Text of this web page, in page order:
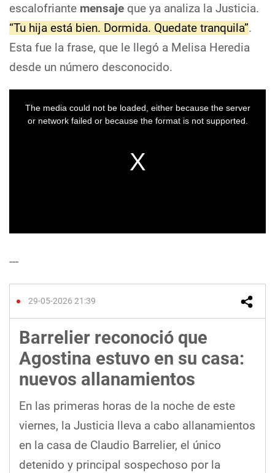
escalofriante mensaje que ya analiza la Justicia.
“Tu hija está bien. Dormida. Quedate tranquila”.
Esta fue la frase, que le llegó a Melisa Heredia
desde un número desconocido.
---
29-05-2026 21:39
Barrelier reconoció que
Agostina estuvo en su casa:
nuevos allanamientos
En las primeras horas de la noche de este
viernes, la Justicia lleva a cabo allanamientos
en la casa de Claudio Barrelier, el único
detenido y principal sospechoso por la